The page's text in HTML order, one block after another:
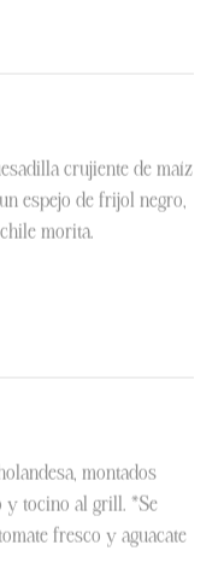
crujiente de maíz
espejo de frijol negro,
morita.
montados
y tocino al grill. *Se
fresco y aguacate